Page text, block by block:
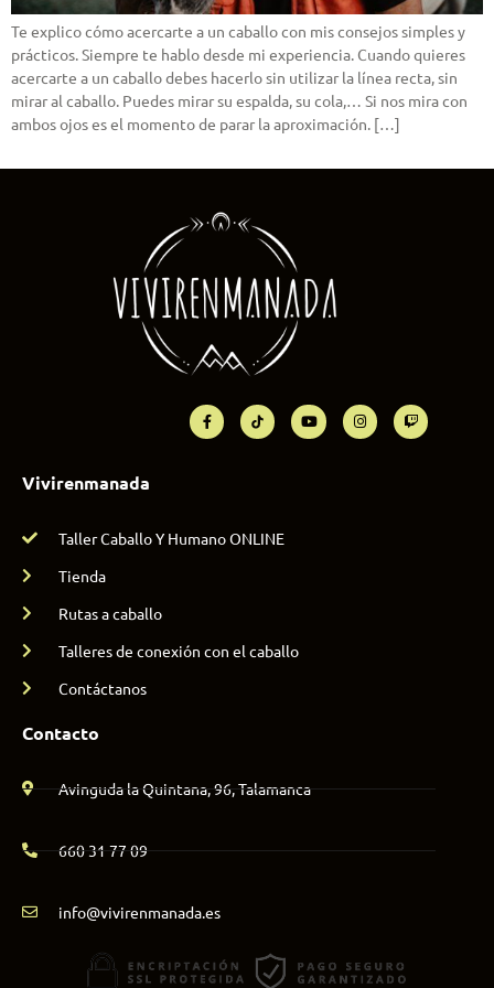
Te explico cómo acercarte a un caballo con mis consejos simples y
prácticos. Siempre te hablo desde mi experiencia. Cuando quieres
acercarte a un caballo debes hacerlo sin utilizar la línea recta, sin
mirar al caballo. Puedes mirar su espalda, su cola,… Si nos mira con
ambos ojos es el momento de parar la aproximación. […]
Vivirenmanada
Taller Caballo Y Humano ONLINE
Tienda
Rutas a caballo
Talleres de conexión con el caballo
Contáctanos
Contacto
Avinguda la Quintana, 96, Talamanca
660 31 77 09
info@vivirenmanada.es